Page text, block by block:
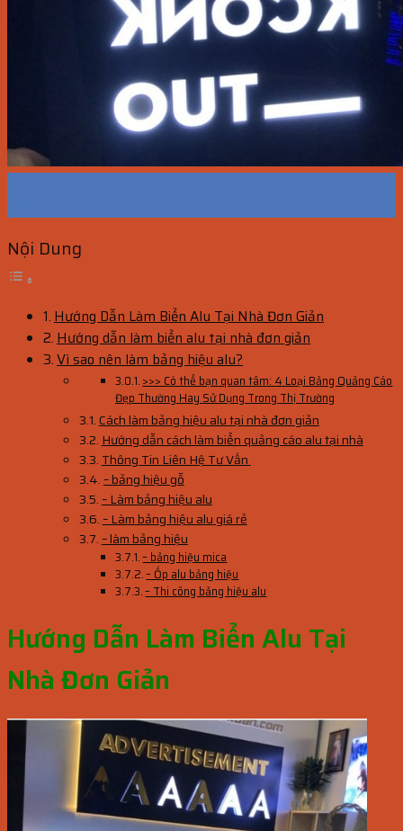
Nội Dung
Hướng Dẫn Làm Biển Alu Tại Nhà Đơn Giản
Hướng dẫn làm biển alu tại nhà đơn giản
Vì sao nên làm bảng hiệu alu?
>>> Có thể bạn quan tâm: 4 Loại Bảng Quảng Cáo
Đẹp Thường Hay Sử Dụng Trong Thị Trường
Cách làm bảng hiệu alu tại nhà đơn giản
Hướng dẫn cách làm biển quảng cáo alu tại nhà
Thông Tin Liên Hệ Tư Vấn
– bảng hiệu gỗ
– Làm bảng hiệu alu
– Làm bảng hiệu alu giá rẻ
– làm bảng hiệu
– bảng hiệu mica
– Ốp alu bảng hiệu
– Thi công bảng hiệu alu
Hướng Dẫn Làm Biển Alu Tại
Nhà Đơn Giản